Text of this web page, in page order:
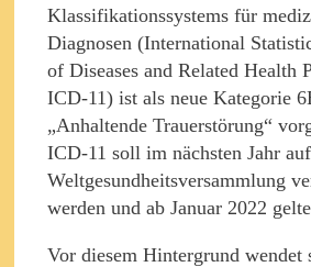
Klassifikationssystems für
Diagnosen (International
of Diseases and Related Health
ICD-11) ist als neue Kategorie
„Anhaltende Trauerstörung“
ICD-11 soll im nächsten Jahr
Weltgesundheitsversammlung
werden und ab Januar 2022
Vor diesem Hintergrund wendet